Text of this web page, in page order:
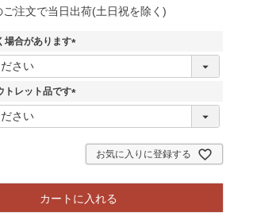
注文で当日出荷(土日祝を除く)
合があります
(
須
レット品です
(
お気に入りに登録する
カートに入れる